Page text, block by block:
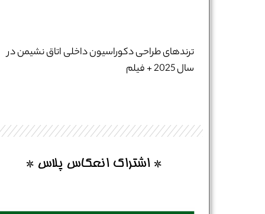
ترندهای طراحی دکوراسیون داخلی اتاق نشیمن در
سال 2025 + فیلم
* اشتراک انعکاس پلاس *
شماره واتس‌اپ : *